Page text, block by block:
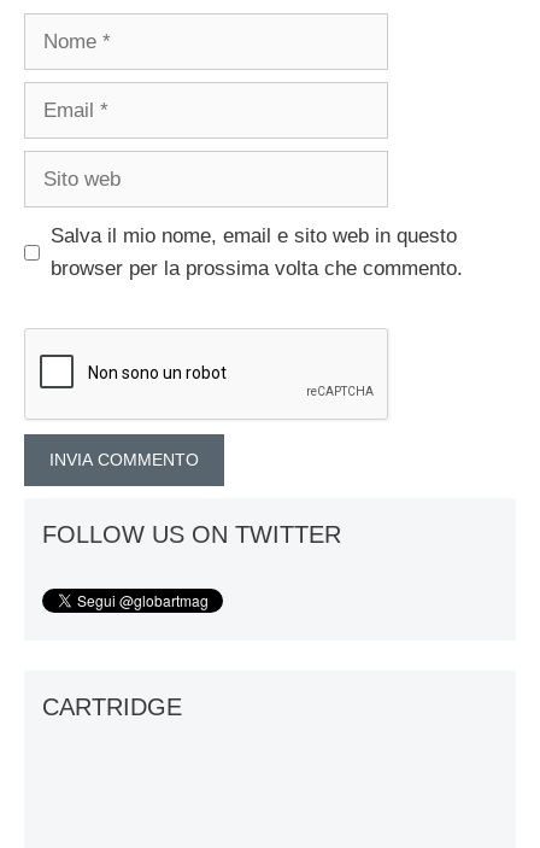
Nome
Email
Sito
Salva il mio nome, email e sito web in questo
browser per la prossima volta che commento.
FOLLOW US ON TWITTER
CARTRIDGE